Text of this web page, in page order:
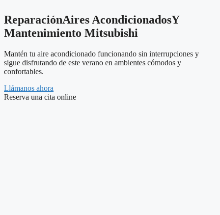
ReparaciónAires AcondicionadosY
Mantenimiento Mitsubishi
Mantén tu aire acondicionado funcionando sin interrupciones y
sigue disfrutando de este verano en ambientes cómodos y
confortables.
Llámanos ahora
Reserva una cita online